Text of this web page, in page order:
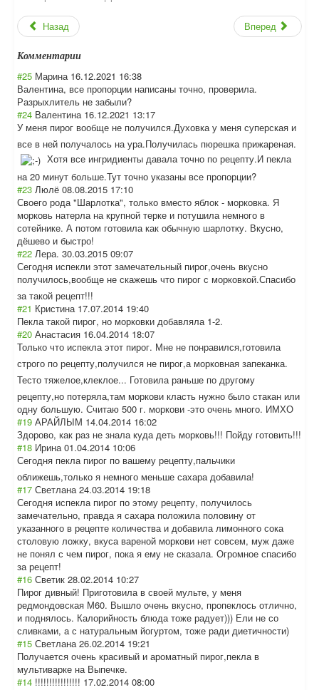
Назад Вперед
Комментарии
#25 Марина 16.12.2021 16:38
Валентина, все пропорции написаны точно, проверила.
Разрыхлитель не забыли?
#24 Валентина 16.12.2021 13:17
У меня пирог вообще не получился.Духовка у меня суперская и
все в ней получалось на ура.Получилась пюрешка прижареная.
Хотя все ингридиенты давала точно по рецепту.И пекла
на 20 минут больше.Тут точно указаны все пропорции?
#23 Люлё 08.08.2015 17:10
Своего рода "Шарлотка", только вместо яблок - морковка. Я
морковь натерла на крупной терке и потушила немного в
сотейнике. А потом готовила как обычную шарлотку. Вкусно,
дёшево и быстро!
#22 Лера. 30.03.2015 09:07
Сегодня испекли этот замечательный пирог,очень вкусно
получилось,вообще не скажешь что пирог с морковкой.Спасибо
за такой рецепт!!!
#21 Кристина 17.07.2014 19:40
Пекла такой пирог, но морковки добавляла 1-2.
#20 Анастасия 16.04.2014 18:07
Только что испекла этот пирог. Мне не понравился,готовила
строго по рецепту,получился не пирог,а морковная запеканка.
Тесто тяжелое,клеклое... Готовила раньше по другому
рецепту,но потеряла,там моркови класть нужно было стакан или
одну большую. Считаю 500 г. моркови -это очень много. ИМХО
#19 АРАЙЛЫМ 14.04.2014 16:02
Здорово, как раз не знала куда деть морковь!!! Пойду готовить!!!
#18 Ирина 01.04.2014 10:06
Сегодня пекла пирог по вашему рецепту,пальчики
оближешь,только я немного меньше сахара добавила!
#17 Светлана 24.03.2014 19:18
Сегодня испекла пирог по этому рецепту, получилось
замечательно, правда я сахара положила половину от
указанного в рецепте количества и добавила лимонного сока
столовую ложку, вкуса вареной моркови нет совсем, муж даже
не понял с чем пирог, пока я ему не сказала. Огромное спасибо
за рецепт!
#16 Светик 28.02.2014 10:27
Пирог дивный! Приготовила в своей мульте, у меня
редмондовская М60. Вышло очень вкусно, пропеклось отлично,
и поднялось. Калорийность блюда тоже радует))) Ели не со
сливками, а с натуральным йогуртом, тоже ради диетичности)
#15 Светлана 26.02.2014 19:21
Получается очень красивый и ароматный пирог,пекла в
мультиварке на Выпечке.
#14 !!!!!!!!!!!!!!!! 17.02.2014 08:00